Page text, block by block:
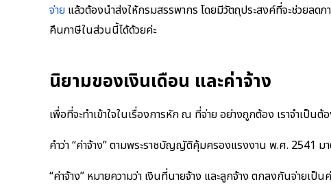
จ่าย แล้วต้องนำส่งให้กรมสรรพากร โดยมีวัตถุประสงค์ที่จะช่วยล
คืนภาษีในส่วนนี้ได้ด้วยค่ะ
นิยามของเงินเดือน และค่าจ้าง
เพื่อที่จะทำเข้าใจในเรื่องการหัก ณ ที่จ่าย อย่างถูกต้อง เราจำเป็น
คำว่า “ค่าจ้าง” ตามพระราชบัญญัติคุ้มครองแรงงาน พ.ศ. 2541 มา
“ค่าจ้าง” หมายความว่า เงินที่นายจ้าง และลูกจ้าง ตกลงกันจ่ายเ